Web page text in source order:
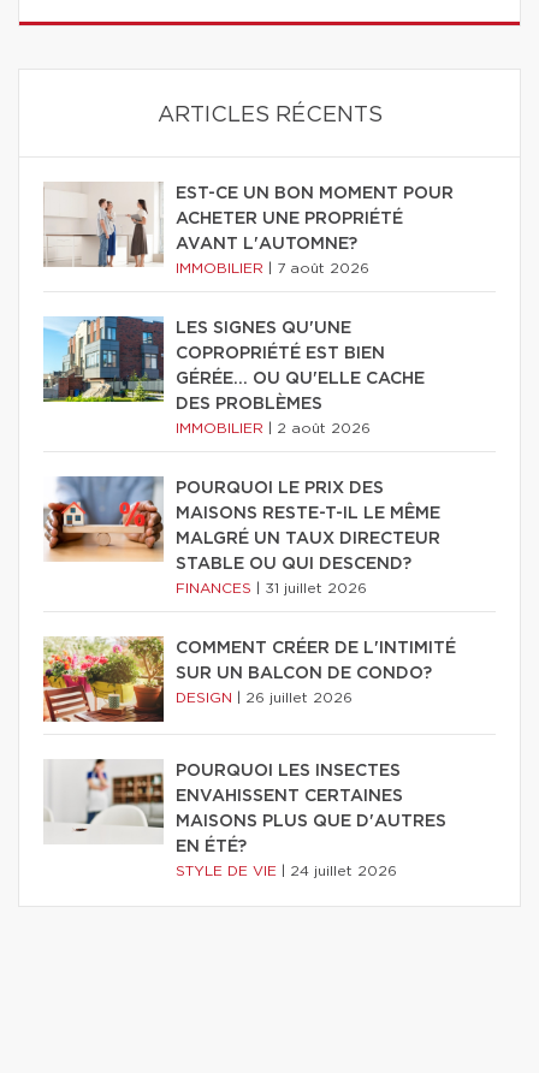
ARTICLES RÉCENTS
EST-CE UN BON MOMENT POUR
ACHETER UNE PROPRIÉTÉ
AVANT L'AUTOMNE?
IMMOBILIER 7 août 2026
LES SIGNES QU'UNE
COPROPRIÉTÉ EST BIEN
GÉRÉE… OU QU'ELLE CACHE
DES PROBLÈMES
IMMOBILIER 2 août 2026
POURQUOI LE PRIX DES
MAISONS RESTE-T-IL LE MÊME
MALGRÉ UN TAUX DIRECTEUR
STABLE OU QUI DESCEND?
FINANCES 31 juillet 2026
COMMENT CRÉER DE L'INTIMITÉ
SUR UN BALCON DE CONDO?
DESIGN 26 juillet 2026
POURQUOI LES INSECTES
ENVAHISSENT CERTAINES
MAISONS PLUS QUE D'AUTRES
EN ÉTÉ?
STYLE DE VIE 24 juillet 2026